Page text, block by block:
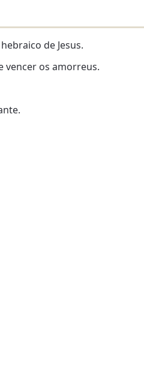
de Jesus.
vencer os amorreus.